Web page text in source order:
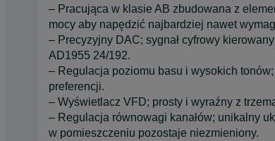
– Pracująca w klasie AB zbudowana z
mocy aby napędzić najbardziej nawet
– Precyzyjny DAC; sygnał cyfrowy
AD1955 24/192.
– Regulacja poziomu basu i wysokich
preferencji.
– Wyświetlacz VFD; prosty i wyraźny z
– Regulacja równowagi kanałów; unikalny
w pomieszczeniu pozostaje niezmieniony.